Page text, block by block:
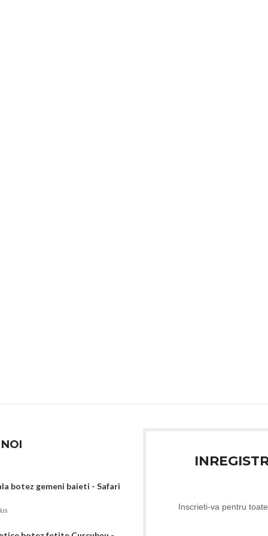
botez gemeni baieti - Safari
Inscrieti-va pentru